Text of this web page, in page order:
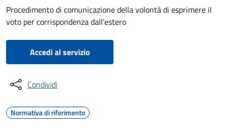
Procedimento di comunicazione della volontà di esprimere il
voto per corrispondenza dall'estero
Accedi al servizio
Condividi
Normativa di riferimento